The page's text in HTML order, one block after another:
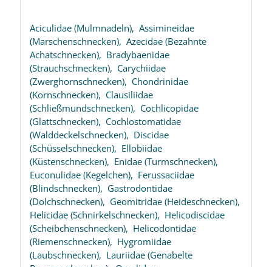
Aciculidae (Mulmnadeln), Assimineidae
(Marschenschnecken), Azecidae (Bezahnte
Achatschnecken), Bradybaenidae
(Strauchschnecken), Carychiidae
(Zwerghornschnecken), Chondrinidae
(Kornschnecken), Clausiliidae
(Schließmundschnecken), Cochlicopidae
(Glattschnecken), Cochlostomatidae
(Walddeckelschnecken), Discidae
(Schüsselschnecken), Ellobiidae
(Küstenschnecken), Enidae (Turmschnecken),
Euconulidae (Kegelchen), Ferussaciidae
(Blindschnecken), Gastrodontidae
(Dolchschnecken), Geomitridae (Heideschnecken),
Helicidae (Schnirkelschnecken), Helicodiscidae
(Scheibchenschnecken), Helicodontidae
(Riemenschnecken), Hygromiidae
(Laubschnecken), Lauriidae (Genabelte